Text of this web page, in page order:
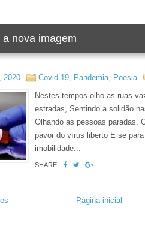
nova imagem
2020 Covid-19, Pandemia, Poesia
Nestes tempos olho as ruas
estradas, Sentindo a solidão
Olhando as pessoas paradas.
pavor do vírus liberto E se
imobilidade...
SHARE:
Página inicial